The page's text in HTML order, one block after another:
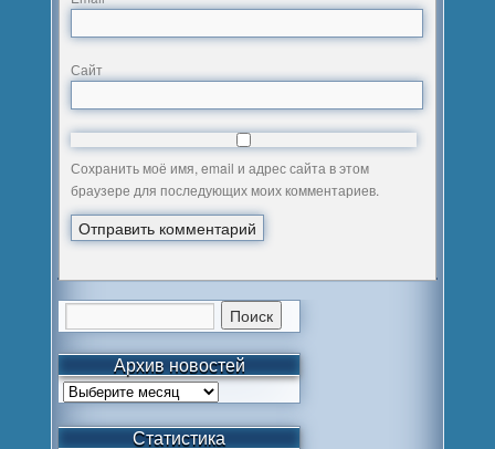
Сайт
Сохранить моё имя, email и адрес сайта в этом
браузере для последующих моих комментариев.
Архив новостей
Статистика